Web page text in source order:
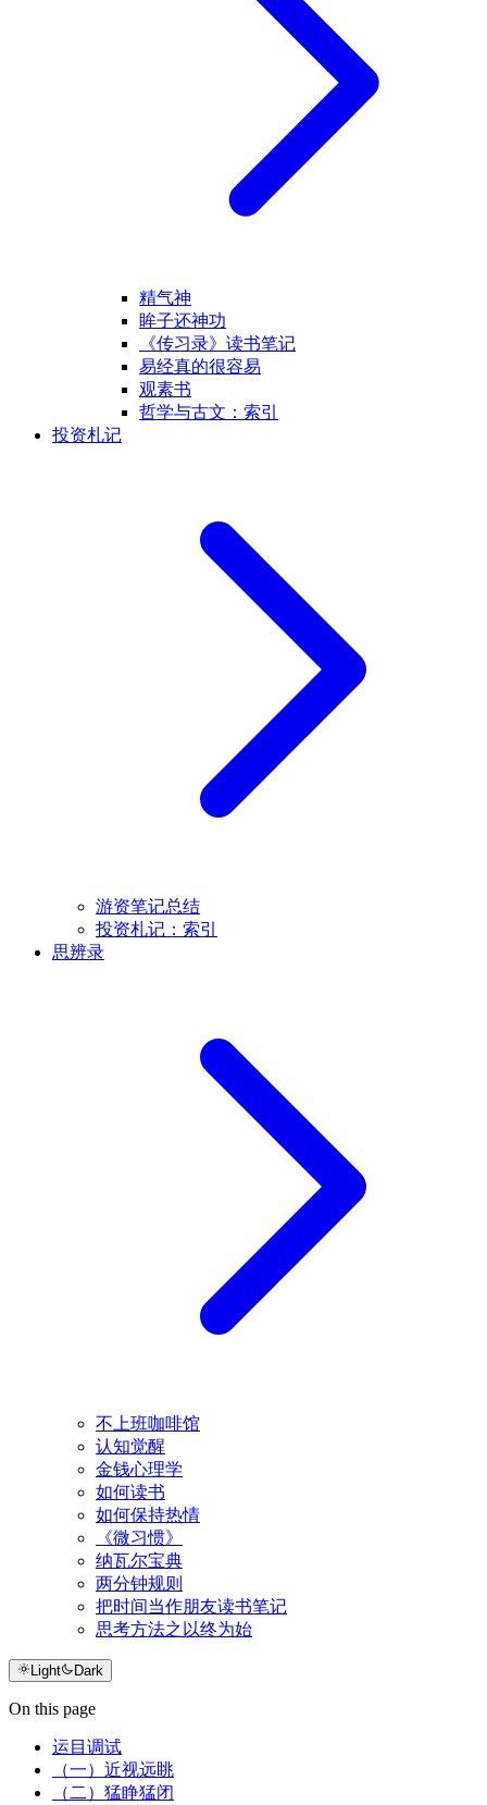
精气神
眸子还神功
《传习录》读书笔记
易经真的很容易
观素书
哲学与古文：索引
投资札记
游资笔记总结
投资札记：索引
思辨录
不上班咖啡馆
认知觉醒
金钱心理学
如何读书
如何保持热情
《微习惯》
纳瓦尔宝典
两分钟规则
把时间当作朋友读书笔记
思考方法之以终为始
Light Dark
On this page
运目调试
（一）近视远眺
（二）猛睁猛闭